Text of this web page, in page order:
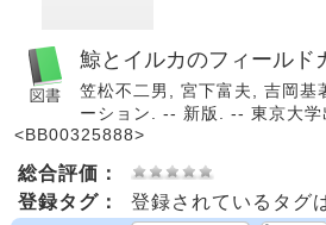
鯨とイルカのフィールド
笠松不二男, 宮下富夫, 吉岡基
ーション. -- 新版. -- 東京大学
<BB00325888>
総合評価：
登録タグ：
登録されているタグ